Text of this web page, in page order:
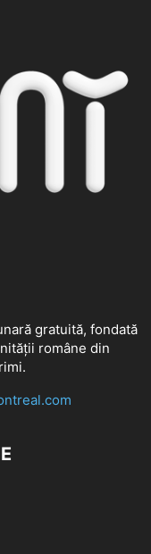
gratuită, fondată
române din